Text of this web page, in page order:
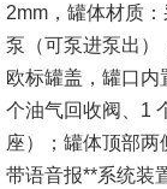
2mm，罐体材质
泵（可泵进泵出）
欧标罐盖，罐口内
个油气回收阀、1
座）；罐体顶部
带语音报**系统装